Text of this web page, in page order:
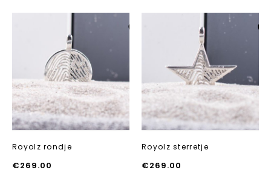
Royolz rondje
€269.00
Royolz sterretje
€269.00